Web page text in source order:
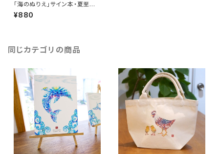
「海のぬりえ」サイン本・夏至南
風ショップ特典
¥880
同じカテゴリの商品